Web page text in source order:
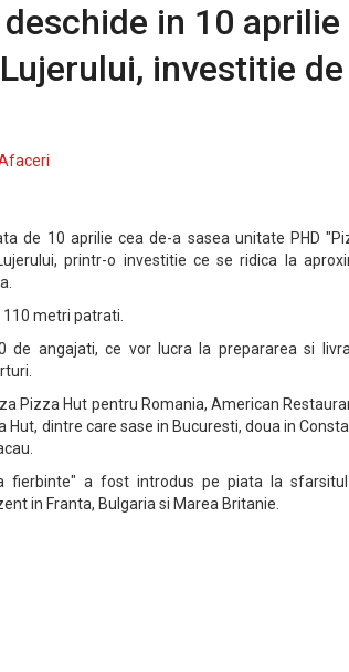
in 10
investitie
de 10 aprilie cea de-a sasea unitate PHD
printr-o investitie ce se ridica la
metri patrati.
de angajati, ce vor lucra la prepararea si
Pizza Hut pentru Romania, American
dintre care sase in Bucuresti, doua in
fierbinte" a fost introdus pe piata la sfarsitul
in Franta, Bulgaria si Marea Britanie.